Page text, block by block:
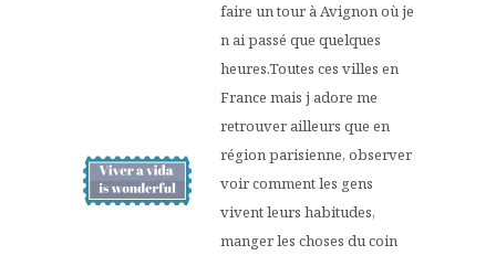
faire un tour à Avignon où je
n ai passé que quelques
heures.Toutes ces villes en
France mais j adore me
retrouver ailleurs que en
région parisienne, observer
voir comment les gens
vivent leurs habitudes,
manger les choses du coin